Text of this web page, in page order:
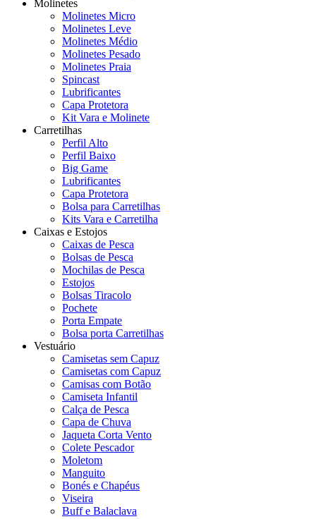
Molinetes
Molinetes Micro
Molinetes Leve
Molinetes Médio
Molinetes Pesado
Molinetes Praia
Spincast
Lubrificantes
Capa Protetora
Kit Vara e Molinete
Carretilhas
Perfil Alto
Perfil Baixo
Big Game
Lubrificantes
Capa Protetora
Bolsa para Carretilhas
Kits Vara e Carretilha
Caixas e Estojos
Caixas de Pesca
Bolsas de Pesca
Mochilas de Pesca
Estojos
Bolsas Tiracolo
Pochete
Porta Empate
Bolsa porta Carretilhas
Vestuário
Camisetas sem Capuz
Camisetas com Capuz
Camisas com Botão
Camiseta Infantil
Calça de Pesca
Capa de Chuva
Jaqueta Corta Vento
Colete Pescador
Moletom
Manguito
Bonés e Chapéus
Viseira
Buff e Balaclava